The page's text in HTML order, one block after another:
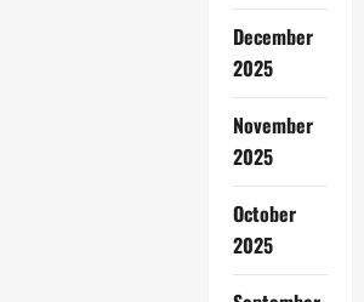
December
2025
November
2025
October
2025